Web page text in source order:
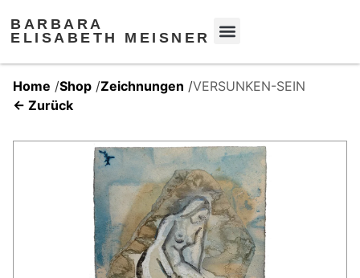
BARBARA
ELISABETH MEISNER
Home /Shop /Zeichnungen /VERSUNKEN-SEIN
← Zurück